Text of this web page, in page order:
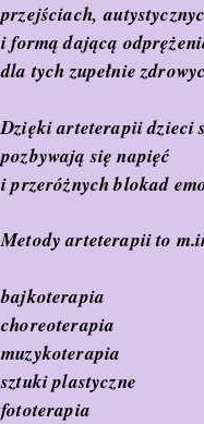
przejściach,
i formą dającą
dla tych zupełnie
Dzięki arteterapii dzieci
pozbywają się napięć
i przeróżnych blokad
Metody arteterapii to
bajkoterapia
choreoterapia
muzykoterapia
sztuki plastyczne
fototerapia